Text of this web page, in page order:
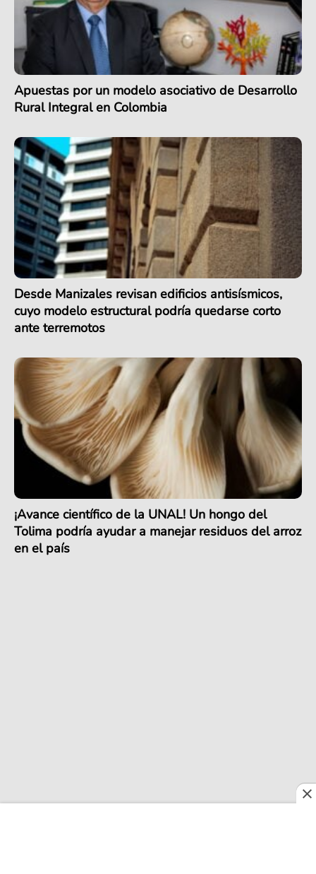
Apuestas por un modelo asociativo de Desarrollo
Rural Integral en Colombia
Desde Manizales revisan edificios antisísmicos,
cuyo modelo estructural podría quedarse corto
ante terremotos
¡Avance científico de la UNAL! Un hongo del
Tolima podría ayudar a manejar residuos del arroz
en el país